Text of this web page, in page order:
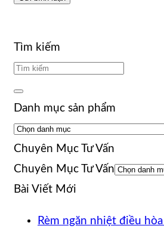
Tìm kiếm
Danh mục sản phẩm
Chuyên Mục Tư Vấn
Chuyên Mục Tư Vấn
Bài Viết Mới
Rèm ngăn nhiệt điều